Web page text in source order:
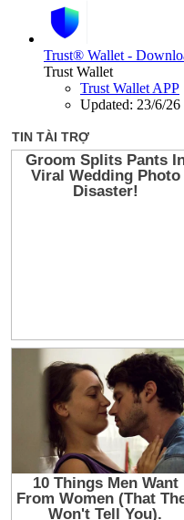
Trust® Wallet -
Trust Wallet
Trust Wallet APP
Updated: 23/6/26